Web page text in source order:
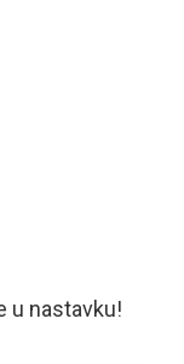
u nastavku!